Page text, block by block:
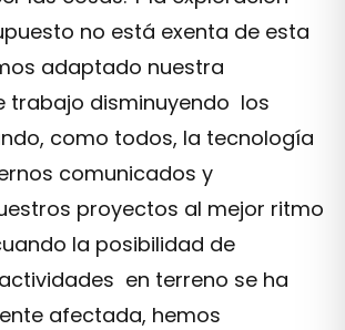
no está exenta de esta
adaptado nuestra
trabajo disminuyendo los
como todos, la tecnología
comunicados y
proyectos al mejor ritmo
la posibilidad de
en terreno se ha
afectada, hemos